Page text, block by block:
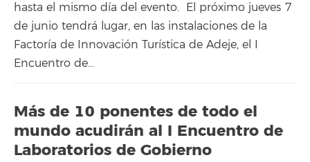
hasta el mismo día del evento. El próximo jueves 7
de junio tendrá lugar, en las instalaciones de la
Factoría de Innovación Turística de Adeje, el I
Encuentro de…
Más de 10 ponentes de todo el
mundo acudirán al I Encuentro de
Laboratorios de Gobierno